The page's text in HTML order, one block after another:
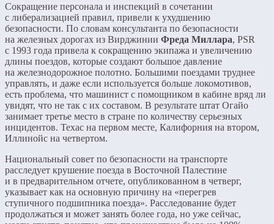
Сокращение персонала и инспекций в сочетании
с либерализацией правил, привели к ухудшению
безопасности. По словам консультанта по безопасности
на железных дорогах из Вирджинии Фреда Миллара, PSR
с 1993 года привела к сокращению экипажа и увеличению
длины поездов, которые создают большое давление
на железнодорожное полотно. Большими поездами труднее
управлять, и даже если используется больше локомотивов,
есть проблема, что машинист с помощником в кабине вряд ли
увидят, что не так с их составом. В результате штат Огайо
занимает третье место в стране по количеству серьезных
инцидентов. Техас на первом месте, Калифорния на втором,
Иллинойс на четвертом.
Национальный совет по безопасности на транспорте
расследует крушение поезда в Восточной Палестине
и в предварительном отчете, опубликованном в четверг,
указывает как на основную причину на «перегрев
ступичного подшипника поезда». Расследование будет
продолжаться и может занять более года, но уже сейчас,